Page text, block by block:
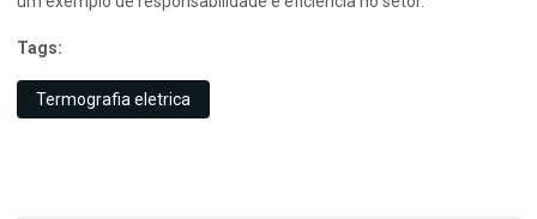
Tags:
Termografia eletrica